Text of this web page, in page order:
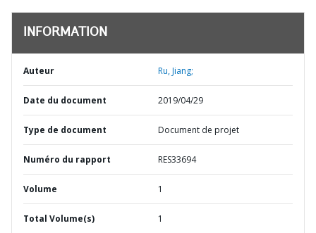
INFORMATION
Auteur Ru, Jiang;
Date du document 2019/04/29
Type de document Document de projet
Numéro du rapport RES33694
Volume 1
Total Volume(s) 1